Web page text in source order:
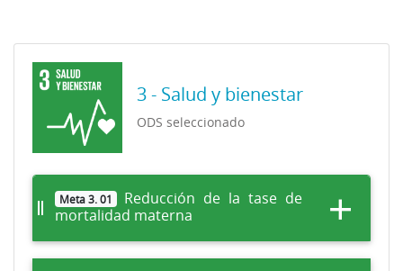
3 - Salud y bienestar
ODS seleccionado
Meta 3. 01 Reducción de la tase de
mortalidad materna